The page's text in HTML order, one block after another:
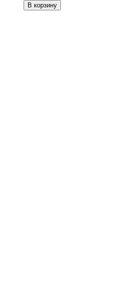
В корзину